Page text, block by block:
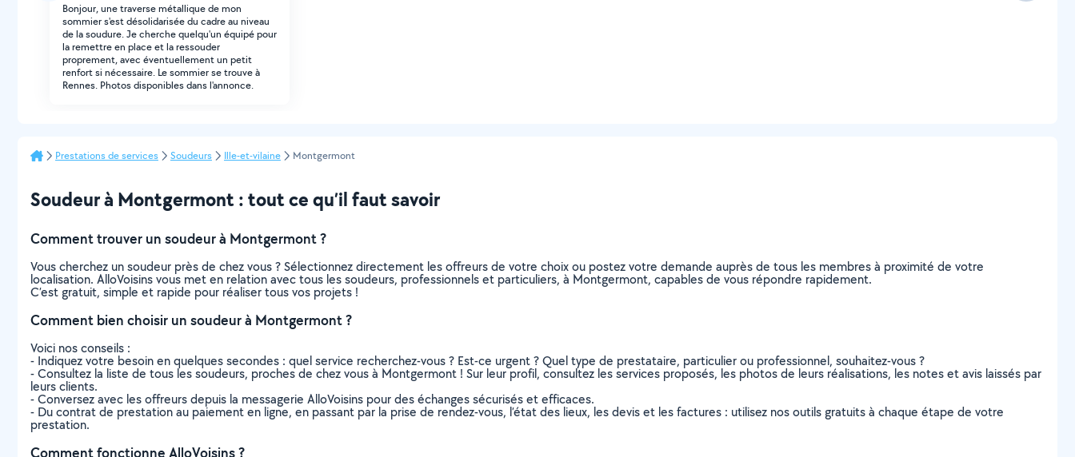
Bonjour, une traverse métallique de mon
sommier s'est désolidarisée du cadre au niveau
de la soudure. Je cherche quelqu'un équipé pour
la remettre en place et la ressouder
proprement, avec éventuellement un petit
renfort si nécessaire. Le sommier se trouve à
Rennes. Photos disponibles dans l'annonce.
Prestations de services Soudeurs Ille-et-vilaine Montgermont
Soudeur à Montgermont : tout ce qu’il faut savoir
Comment trouver un soudeur à Montgermont ?
Vous cherchez un soudeur près de chez vous ? Sélectionnez directement les offreurs de votre choix ou postez votre demande auprès de tous les membres à proximité de votre
localisation. AlloVoisins vous met en relation avec tous les soudeurs, professionnels et particuliers, à Montgermont, capables de vous répondre rapidement.
C’est gratuit, simple et rapide pour réaliser tous vos projets !
Comment bien choisir un soudeur à Montgermont ?
Voici nos conseils :
- Indiquez votre besoin en quelques secondes : quel service recherchez-vous ? Est-ce urgent ? Quel type de prestataire, particulier ou professionnel, souhaitez-vous ?
- Consultez la liste de tous les soudeurs, proches de chez vous à Montgermont ! Sur leur profil, consultez les services proposés, les photos de leurs réalisations, les notes et avis laissés par
leurs clients.
- Conversez avec les offreurs depuis la messagerie AlloVoisins pour des échanges sécurisés et efficaces.
- Du contrat de prestation au paiement en ligne, en passant par la prise de rendez-vous, l’état des lieux, les devis et les factures : utilisez nos outils gratuits à chaque étape de votre
prestation.
Comment fonctionne AlloVoisins ?